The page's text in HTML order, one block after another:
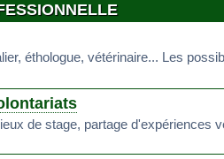
éthologue, vétérinaire... Les
de stage, partage d'expériences